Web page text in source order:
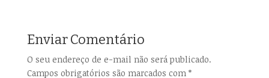
Enviar Comentário
O seu endereço de e-mail não será publicado.
Campos obrigatórios são marcados com *